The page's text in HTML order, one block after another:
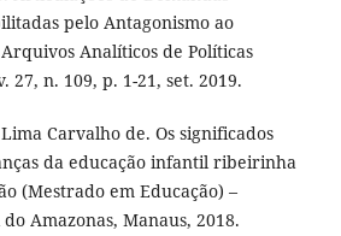
pelo Antagonismo ao
Analíticos de Políticas
27, n. 109, p. 1-21, set. 2019.
Carvalho de. Os significados
da educação infantil ribeirinha
(Mestrado em Educação) –
Amazonas, Manaus, 2018.